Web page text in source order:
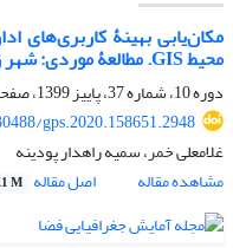
مکان‌یابی بهینۀ کاربری‌های
محیط GIS. مطالعۀ موردی: شهر زابل
دوره 10، شماره 37، پاییز 1399، صفحه
gps.2020.158651.2948
غلامعلی خمر، سمیه راهدار پودینه
مشاهده مقاله
اصل مقاله M